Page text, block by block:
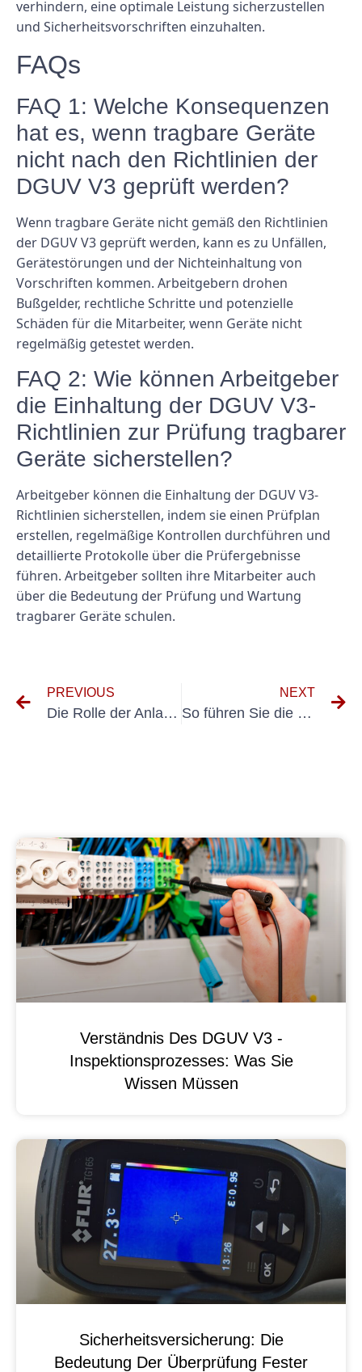
verhindern, eine optimale Leistung sicherzustellen
und Sicherheitsvorschriften einzuhalten.
FAQs
FAQ 1: Welche Konsequenzen
hat es, wenn tragbare Geräte
nicht nach den Richtlinien der
DGUV V3 geprüft werden?
Wenn tragbare Geräte nicht gemäß den Richtlinien
der DGUV V3 geprüft werden, kann es zu Unfällen,
Gerätestörungen und der Nichteinhaltung von
Vorschriften kommen. Arbeitgebern drohen
Bußgelder, rechtliche Schritte und potenzielle
Schäden für die Mitarbeiter, wenn Geräte nicht
regelmäßig getestet werden.
FAQ 2: Wie können Arbeitgeber
die Einhaltung der DGUV V3-
Richtlinien zur Prüfung tragbarer
Geräte sicherstellen?
Arbeitgeber können die Einhaltung der DGUV V3-
Richtlinien sicherstellen, indem sie einen Prüfplan
erstellen, regelmäßige Kontrollen durchführen und
detaillierte Protokolle über die Prüfergebnisse
führen. Arbeitgeber sollten ihre Mitarbeiter auch
über die Bedeutung der Prüfung und Wartung
tragbarer Geräte schulen.
PREVIOUS
Die Rolle der Anlagenprüfung bei der Gewährleistung der elektrischen Sicherheit: DIN VDE 0100 Teil 600
NEXT
So führen Sie die Prüfung ortsveränderlicher Geräte DGUV V3 an Ihrem Arbeitsplatz durch
Verständnis Des DGUV V3 -
Inspektionsprozesses: Was Sie
Wissen Müssen
Sicherheitsversicherung: Die
Bedeutung Der Überprüfung Fester